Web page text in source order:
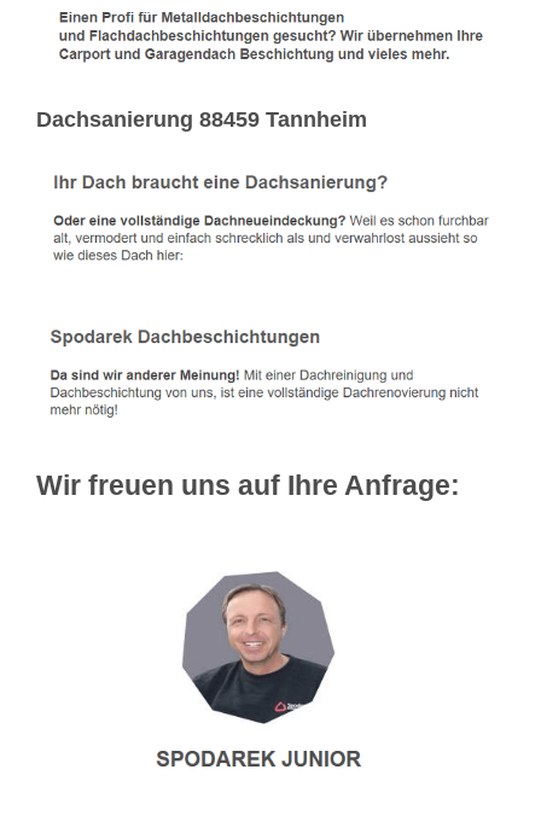
Dachsanierung 88459 Tannheim
Wir freuen uns auf Ihre Anfrage: